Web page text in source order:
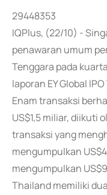
29448353
IQPlus, (22/10) -
penawaran umum
Tenggara pada
laporan EY Global
Enam transaksi
US$1,5 miliar, diikuti
transaksi yang
mengumpulkan
mengumpulkan
Thailand memiliki